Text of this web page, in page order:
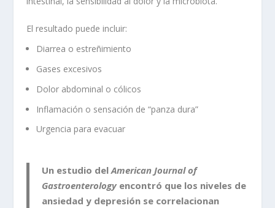
El resultado puede incluir:
Diarrea o estreñimiento
Gases excesivos
Dolor abdominal o cólicos
Inflamación o sensación de “panza dura”
Urgencia para evacuar
Un estudio delAmerican Journal of
Gastroenterologyencontró que los niveles de
ansiedad y depresión se correlacionan